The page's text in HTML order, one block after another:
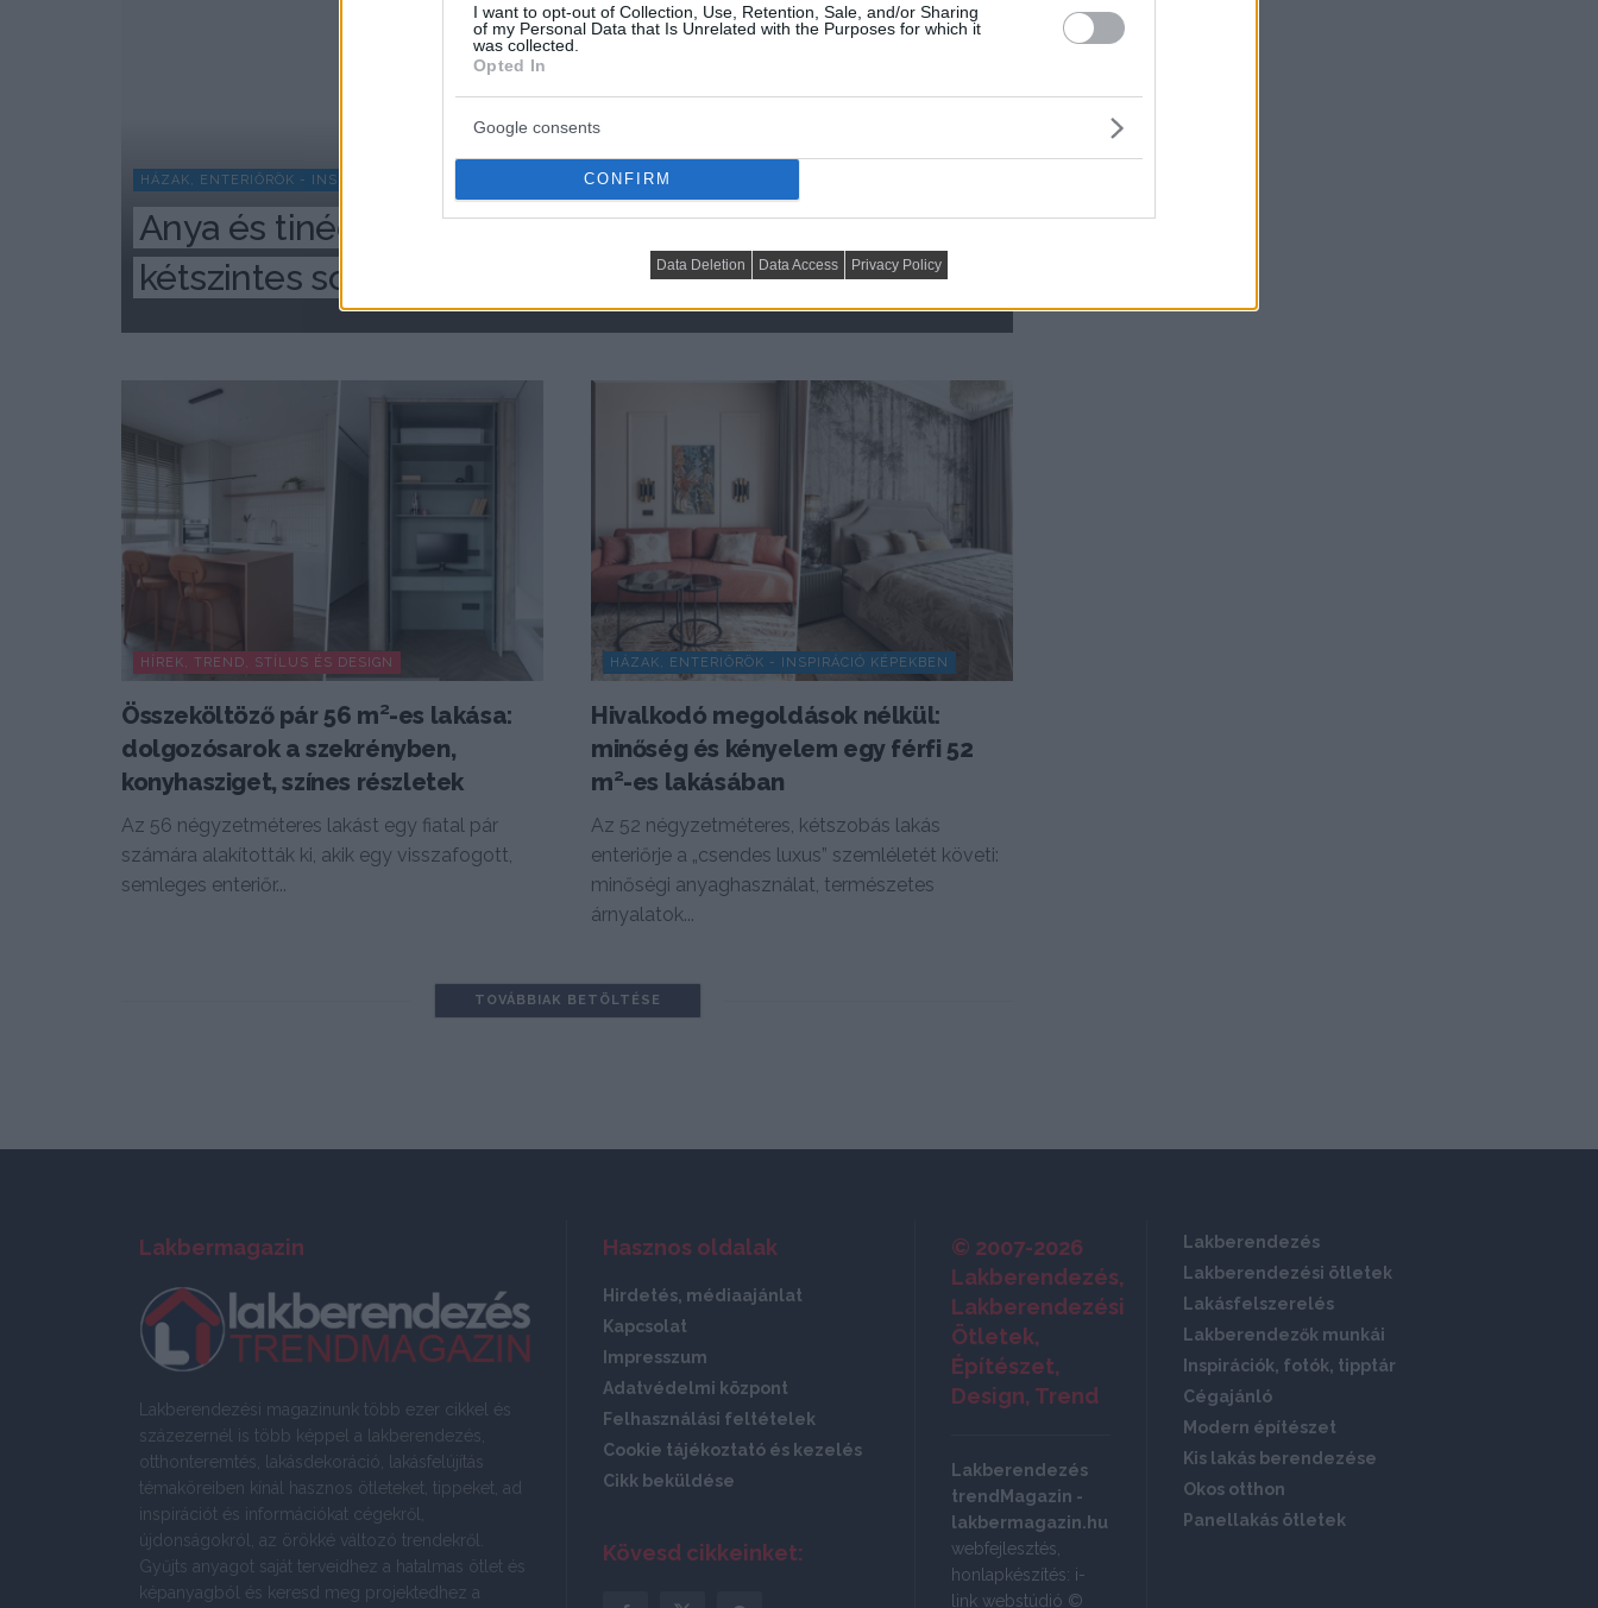
I want to opt-out of Collection, Use, Retention, Sale, and/or Sharing
of my Personal Data that Is Unrelated with the Purposes for which it
was collected.
Opted In
Google consents
CONFIRM
Data Deletion Data Access Privacy Policy
HÁZAK, ENTERIŐRÖK - INSPIRÁCIÓ KÉPEKBEN
Anya és tinédzser lánya kényelmes otthona
kétszintes sorházi lakásban
HÍREK, TREND, STÍLUS ÉS DESIGN
Összeköltöző pár 56 m²-es lakása:
dolgozósarok a szekrényben,
konyhasziget, színes részletek
Az 56 négyzetméteres lakást egy fiatal pár
számára alakították ki, akik egy visszafogott,
semleges enteriőr...
HÁZAK, ENTERIŐRÖK - INSPIRÁCIÓ KÉPEKBEN
Hivalkodó megoldások nélkül:
minőség és kényelem egy férfi 52
m²-es lakásában
Az 52 négyzetméteres, kétszobás lakás
enteriőrje a „csendes luxus” szemléletét követi:
minőségi anyaghasználat, természetes
árnyalatok...
TOVÁBBIAK BETÖLTÉSE
Lakbermagazin
Lakberendezési magazinunk több ezer cikkel és
százezernél is több képpel a lakberendezés,
otthonteremtés, lakásdekoráció, lakásfelújítás
témaköreiben kínál hasznos ötleteket, tippeket, ad
inspirációt és információkat cégekről,
újdonságokról, az örökké változó trendekről.
Gyűjts anyagot saját terveidhez a hatalmas ötlet és
képanyagból és keresd meg projektedhez a
Hasznos oldalak
Hirdetés, médiaajánlat
Kapcsolat
Impresszum
Adatvédelmi központ
Felhasználási feltételek
Cookie tájékoztató és kezelés
Cikk beküldése
Kövesd cikkeinket:
© 2007-2026
Lakberendezés,
Lakberendezési
Ötletek,
Építészet,
Design, Trend
Lakberendezés
trendMagazin -
lakbermagazin.hu
webfejlesztés,
honlapkészítés: i-
link webstúdió ©
Lakberendezés
Lakberendezési ötletek
Lakásfelszerelés
Lakberendezők munkái
Inspirációk, fotók, tipptár
Cégajánló
Modern építészet
Kis lakás berendezése
Okos otthon
Panellakás ötletek